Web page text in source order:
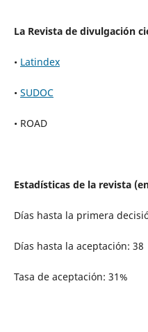
La Revista de divulgación
• Latindex
• SUDOC
• ROAD
Estadísticas de la revista
Días hasta la primera
Días hasta la aceptación: 38
Tasa de aceptación: 31%